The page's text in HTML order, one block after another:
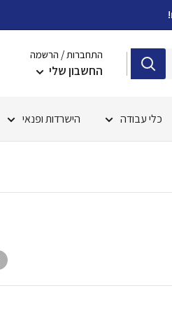
התחברות / הרשמה
החשבון שלי
כלי עבודה הישרדות ופנאי